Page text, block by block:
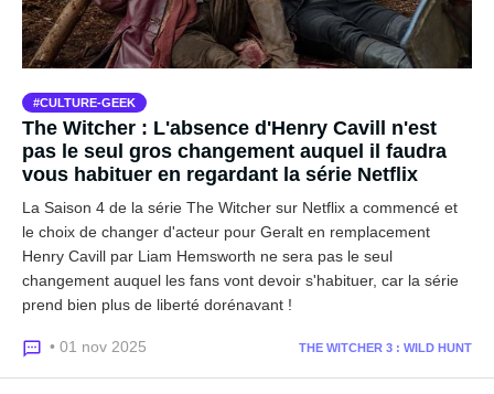
CULTURE-GEEK
The Witcher : L'absence d'Henry Cavill n'est
pas le seul gros changement auquel il faudra
vous habituer en regardant la série Netflix
La Saison 4 de la série The Witcher sur Netflix a commencé et
le choix de changer d'acteur pour Geralt en remplacement
Henry Cavill par Liam Hemsworth ne sera pas le seul
changement auquel les fans vont devoir s'habituer, car la série
prend bien plus de liberté dorénavant !
• 01 nov 2025 THE WITCHER 3 : WILD HUNT